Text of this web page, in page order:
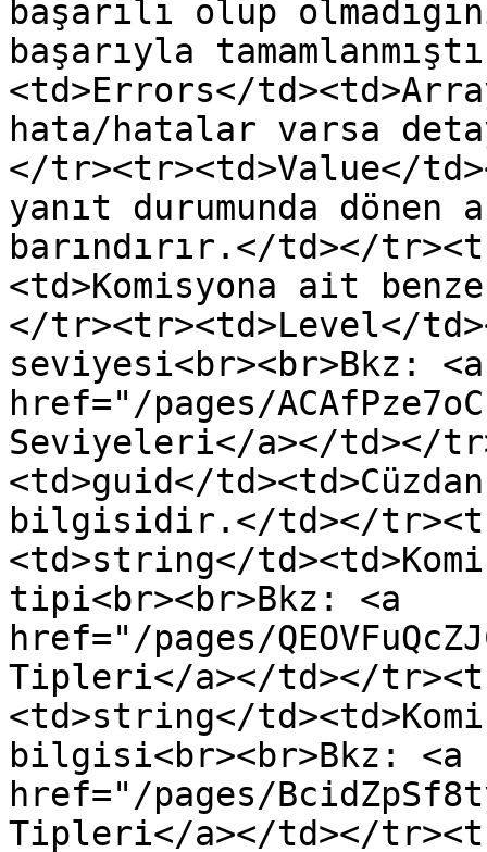
başarılı olup
başarıyla
<td>Errors</
hata/hatalar varsa
</tr><tr><td>Value</
yanıt durumunda
barındırır.</td></
<td>Komisyona ait
</tr><tr><td>Level</
seviyesi<br><br>Bkz: <a
href="/pages/
Seviyeleri</a></td></
<td>guid</
bilgisidir.</td></
<td>string</
tipi<br><br>Bkz: <a
href="/pages/
Tipleri</a></td></
<td>string</
bilgisi<br><br>Bkz: <a
href="/pages/
Tipleri</a></td></